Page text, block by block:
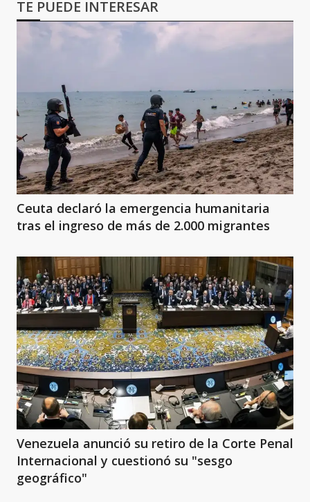
TE PUEDE INTERESAR
Ceuta declaró la emergencia humanitaria
tras el ingreso de más de 2.000 migrantes
Venezuela anunció su retiro de la Corte Penal
Internacional y cuestionó su "sesgo
geográfico"